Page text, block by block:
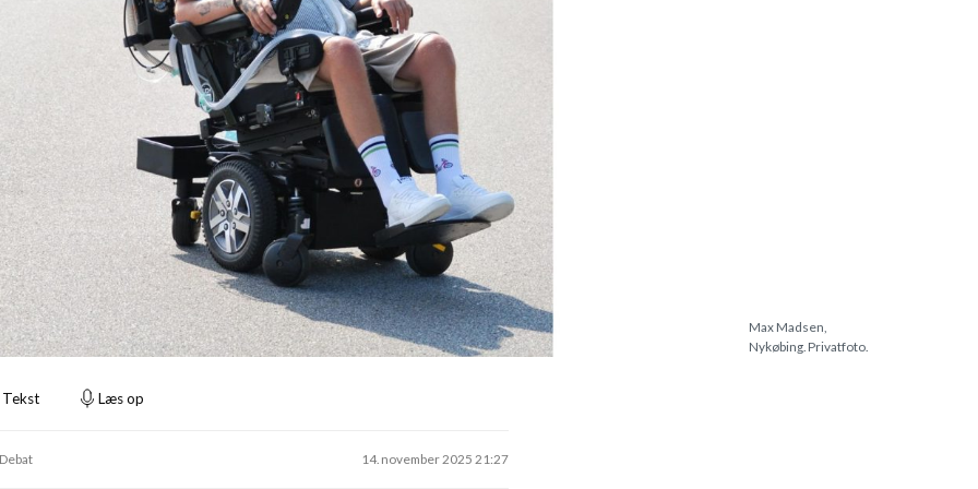
Max Madsen,
Nykøbing. Privatfoto.
Tekst Læs op
14. november 2025 21:27